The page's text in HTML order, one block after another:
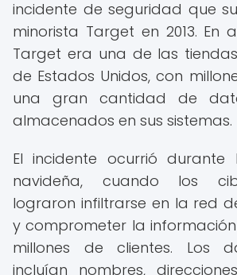
incidente de seguridad que
minorista Target en 2013. En
Target era una de las
de Estados Unidos, con
una gran cantidad de
almacenados en sus sistemas.
El incidente ocurrió
navideña, cuando los
lograron infiltrarse en la red
y comprometer la
millones de clientes. Los
incluían nombres,